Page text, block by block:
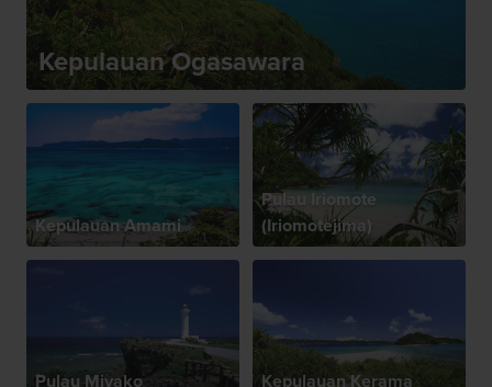
Kepulauan Ogasawara
Kepulauan Amami
Pulau Iriomote
(Iriomotejima)
Pulau Miyako Kepulauan Kerama